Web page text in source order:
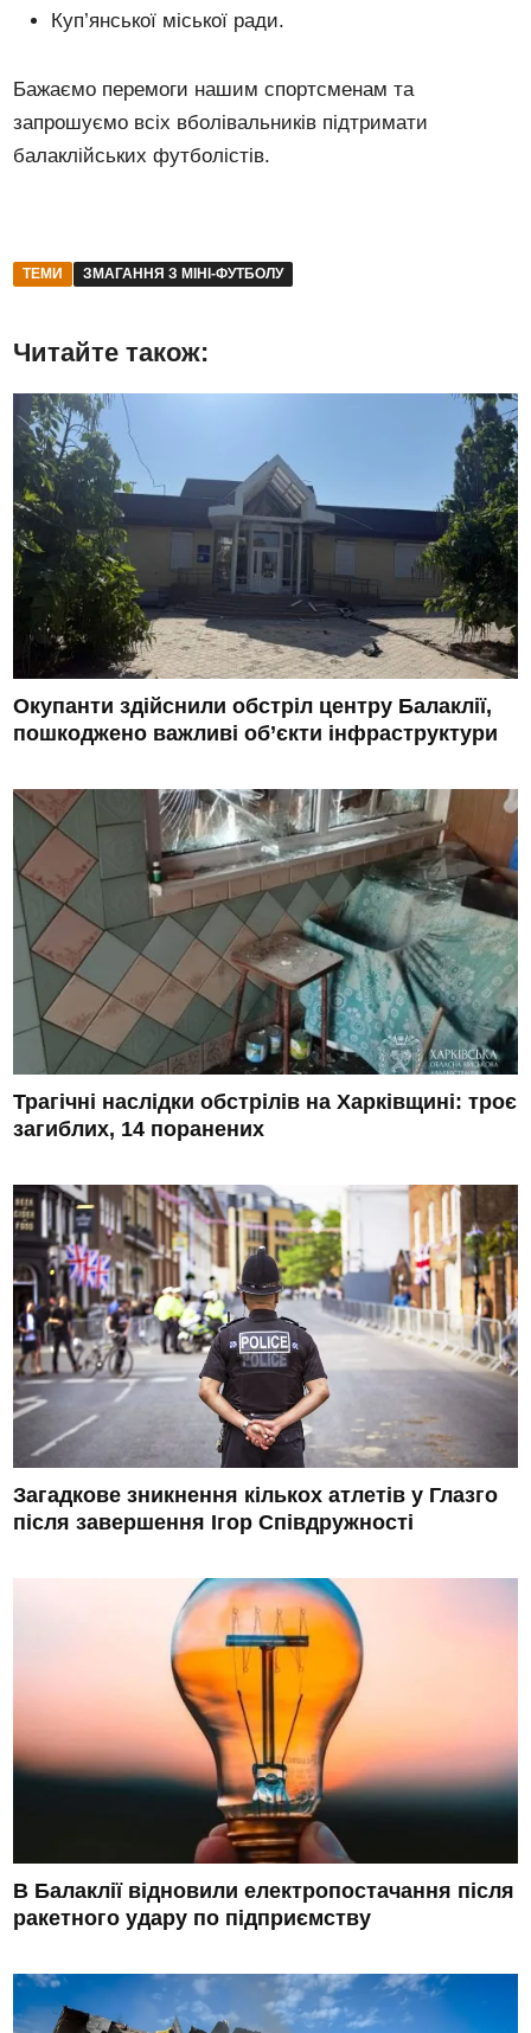
Куп’янської міської ради.
Бажаємо перемоги нашим спортсменам та
запрошуємо всіх вболівальників підтримати
балаклійських футболістів.
ТЕМИ ЗМАГАННЯ З МІНІ-ФУТБОЛУ
Читайте також:
Окупанти здійснили обстріл центру Балаклії,
пошкоджено важливі об’єкти інфраструктури
Трагічні наслідки обстрілів на Харківщині: троє
загиблих, 14 поранених
Загадкове зникнення кількох атлетів у Глазго
після завершення Ігор Співдружності
В Балаклії відновили електропостачання після
ракетного удару по підприємству